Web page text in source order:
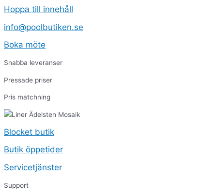
Hoppa till innehåll
info@poolbutiken.se
Boka möte
Snabba leveranser
Pressade priser
Pris matchning
Blocket butik
Butik öppetider
Servicetjänster
Support